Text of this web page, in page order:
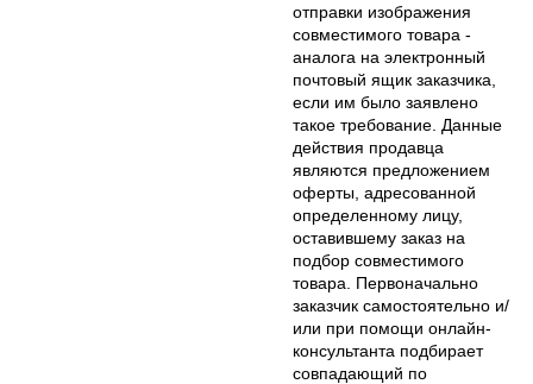
отправки изображения
совместимого товара -
аналога на электронный
почтовый ящик заказчика,
если им было заявлено
такое требование. Данные
действия продавца
являются предложением
оферты, адресованной
определенному лицу,
оставившему заказ на
подбор совместимого
товара. Первоначально
заказчик самостоятельно и/
или при помощи онлайн-
консультанта подбирает
совпадающий по